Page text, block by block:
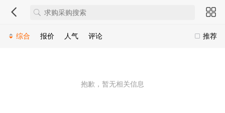
推荐
综合 报价 人气 评论
抱歉，暂无相关信息